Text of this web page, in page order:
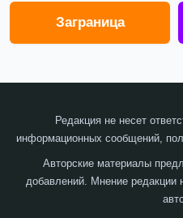
Заграница
Редакция не несет
информационных сообщений,
Авторские материалы
добавлений. Мнение редакции